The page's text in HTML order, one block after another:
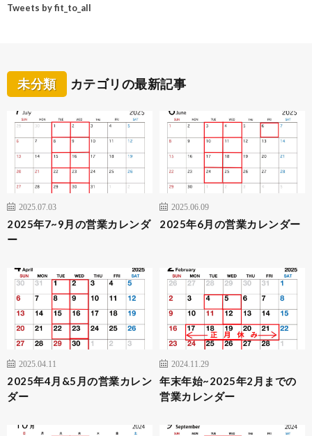
Tweets by fit_to_all
未分類 カテゴリの最新記事
2025.07.03
2025年7~9月の営業カレンダ
ー
2025.06.09
2025年6月の営業カレンダー
2025.04.11
2025年4月&5月の営業カレン
ダー
2024.11.29
年末年始~2025年2月までの
営業カレンダー